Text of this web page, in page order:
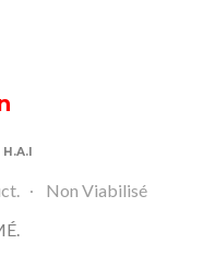
H.A.I
Non Viabilisé